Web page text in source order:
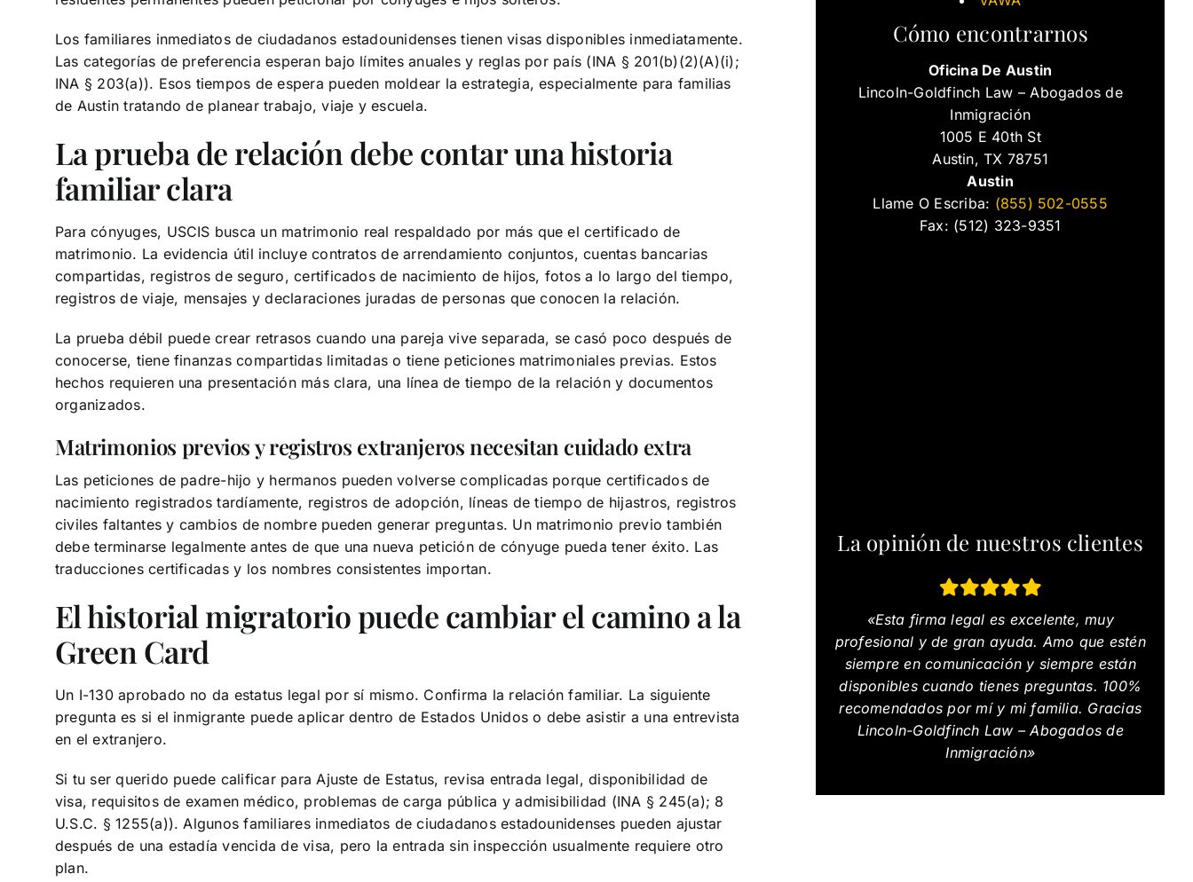
Los familiares inmediatos de ciudadanos estadounidenses tienen visas disponibles inmediatamente.
Las categorías de preferencia esperan bajo límites anuales y reglas por país (INA § 201(b)(2)(A)(i);
INA § 203(a)). Esos tiempos de espera pueden moldear la estrategia, especialmente para familias
de Austin tratando de planear trabajo, viaje y escuela.
La prueba de relación debe contar una historia
familiar clara
Para cónyuges, USCIS busca un matrimonio real respaldado por más que el certificado de
matrimonio. La evidencia útil incluye contratos de arrendamiento conjuntos, cuentas bancarias
compartidas, registros de seguro, certificados de nacimiento de hijos, fotos a lo largo del tiempo,
registros de viaje, mensajes y declaraciones juradas de personas que conocen la relación.
La prueba débil puede crear retrasos cuando una pareja vive separada, se casó poco después de
conocerse, tiene finanzas compartidas limitadas o tiene peticiones matrimoniales previas. Estos
hechos requieren una presentación más clara, una línea de tiempo de la relación y documentos
organizados.
Matrimonios previos y registros extranjeros necesitan cuidado extra
Las peticiones de padre-hijo y hermanos pueden volverse complicadas porque certificados de
nacimiento registrados tardíamente, registros de adopción, líneas de tiempo de hijastros, registros
civiles faltantes y cambios de nombre pueden generar preguntas. Un matrimonio previo también
debe terminarse legalmente antes de que una nueva petición de cónyuge pueda tener éxito. Las
traducciones certificadas y los nombres consistentes importan.
El historial migratorio puede cambiar el camino a la
Green Card
Un I-130 aprobado no da estatus legal por sí mismo. Confirma la relación familiar. La siguiente
pregunta es si el inmigrante puede aplicar dentro de Estados Unidos o debe asistir a una entrevista
en el extranjero.
Si tu ser querido puede calificar para Ajuste de Estatus, revisa entrada legal, disponibilidad de
visa, requisitos de examen médico, problemas de carga pública y admisibilidad (INA § 245(a); 8
U.S.C. § 1255(a)). Algunos familiares inmediatos de ciudadanos estadounidenses pueden ajustar
después de una estadía vencida de visa, pero la entrada sin inspección usualmente requiere otro
plan.
Cómo encontrarnos
Oficina De Austin
Lincoln-Goldfinch Law – Abogados de
Inmigración
1005 E 40th St
Austin, TX 78751
Austin
Llame O Escriba: (855) 502-0555
Fax: (512) 323-9351
La opinión de nuestros clientes
«Esta firma legal es excelente, muy
profesional y de gran ayuda. Amo que estén
siempre en comunicación y siempre están
disponibles cuando tienes preguntas. 100%
recomendados por mí y mi familia. Gracias
Lincoln-Goldfinch Law – Abogados de
Inmigración»